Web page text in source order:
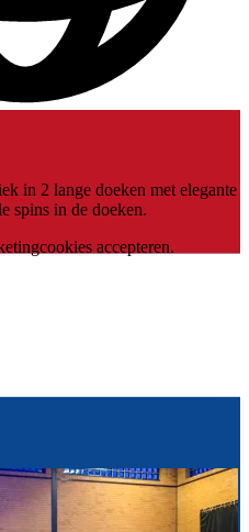
in 2 lange doeken met elegante
spins in de doeken.
accepteren.